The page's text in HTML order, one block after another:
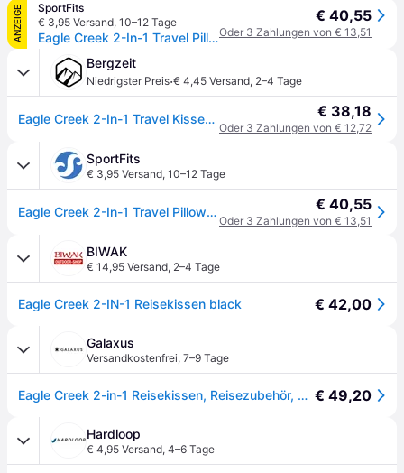
ANZEIGE
SportFits
€ 3,95 Versand, 10–12 Tage
Eagle Creek 2-In-1 Travel Pillow black (010) One Size
€ 40,55
Oder 3 Zahlungen von € 13,51
Bergzeit
Niedrigster Preis·€ 4,45 Versand, 2–4 Tage
Eagle Creek 2-In-1 Travel Kissen - schwarz - ONE SIZE € 38,18
Oder 3 Zahlungen von € 12,72
SportFits
€ 3,95 Versand, 10–12 Tage
Eagle Creek 2-In-1 Travel Pillow black (010) One Size € 40,55
Oder 3 Zahlungen von € 13,51
BIWAK
€ 14,95 Versand, 2–4 Tage
Eagle Creek 2-IN-1 Reisekissen black € 42,00
Galaxus
Versandkostenfrei, 7–9 Tage
Eagle Creek 2-in-1 Reisekissen, Reisezubehör, Schwarz € 49,20
Hardloop
€ 4,95 Versand, 4–6 Tage